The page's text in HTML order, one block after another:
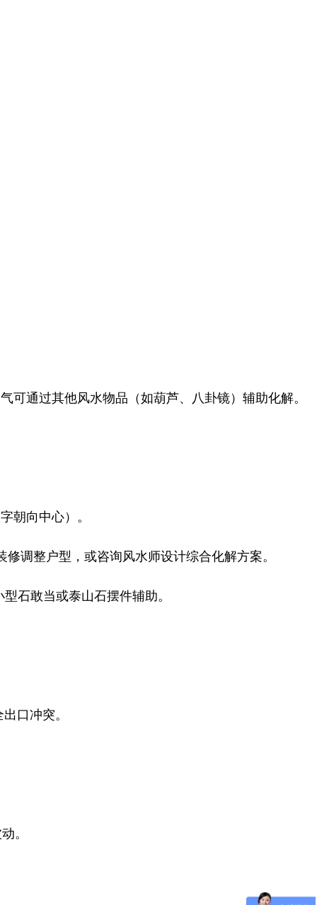
通过其他风水物品（如葫芦、八卦镜）辅助化解。
向中心）。
整户型，或咨询风水师设计综合化解方案。
石敢当或泰山石摆件辅助。
口冲突。
。